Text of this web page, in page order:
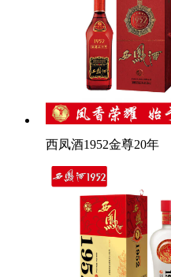
西凤酒1952金尊20年